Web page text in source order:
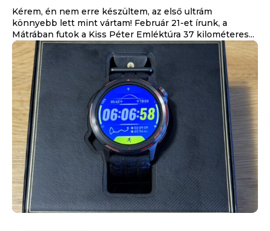
Kérem, én nem erre készültem, az első ultrám
könnyebb lett mint vártam! Február 21-et írunk, a
Mátrában futok a Kiss Péter Emléktúra 37 kilométeres...